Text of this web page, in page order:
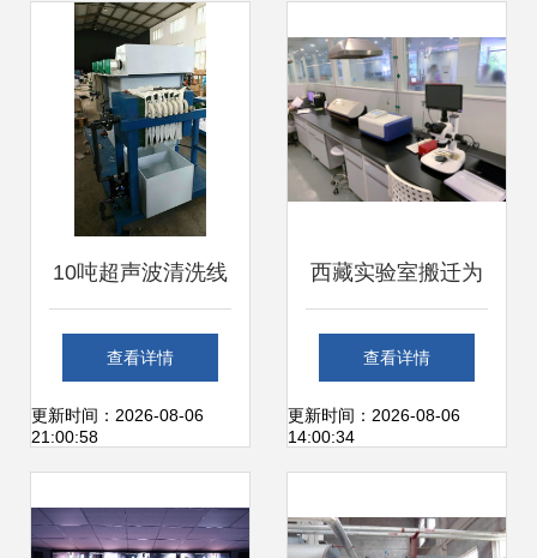
10吨超声波清洗线
废水处理达标排放
设备安装调试服务
查看详情
更新时间：2026-08-06
21:00:58
西藏实验室搬迁为
什么要找帮德运
查看详情
更新时间：2026-08-06
14:00:34